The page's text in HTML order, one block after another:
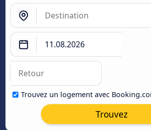
Trouvez un logement avec
Trouvez